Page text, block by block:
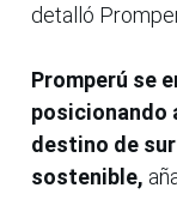
detalló
Promperú se
posicionando
destino de
sostenible,